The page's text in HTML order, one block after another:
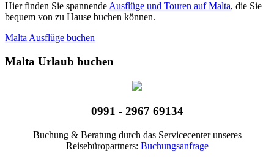
Hier finden Sie spannende Ausflüge und Touren auf Malta, die Sie
bequem von zu Hause buchen können.
Malta Ausflüge buchen
Malta Urlaub buchen
0991 - 2967 69134
Buchung & Beratung durch das Servicecenter unseres
Reisebüropartners: Buchungsanfrage